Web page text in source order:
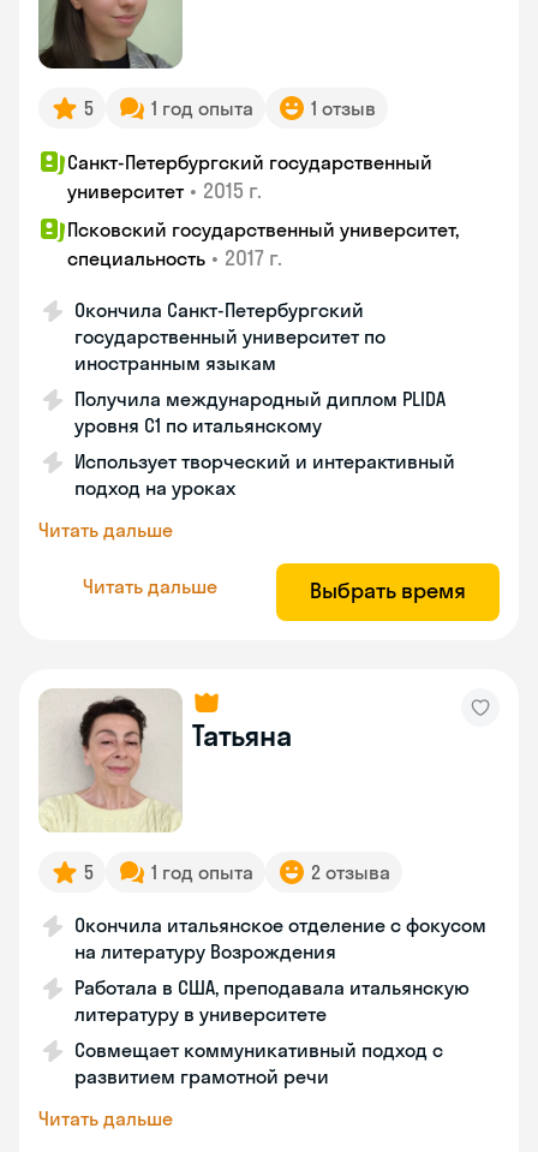
5 1 год опыта 1 отзыв
Санкт-Петербургский государственный
университет • 2015 г.
Псковский государственный университет,
специальность • 2017 г.
Окончила Санкт-Петербургский
государственный университет по
иностранным языкам
Получила международный диплом PLIDA
уровня С1 по итальянскому
Использует творческий и интерактивный
подход на уроках
Читать дальше
Читать дальше Выбрать время
Татьяна
5 1 год опыта 2 отзыва
Окончила итальянское отделение с фокусом
на литературу Возрождения
Работала в США, преподавала итальянскую
литературу в университете
Совмещает коммуникативный подход с
развитием грамотной речи
Читать дальше